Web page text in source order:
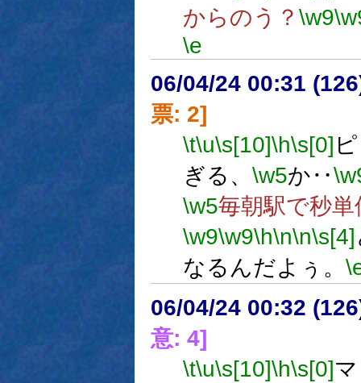
からのう？ \w9
\e
06/04/24 00:31
票: 2]
\t\u\s[10]\h\s[0]
ぎる、 \w5か‥
\w5毎朝駅で秒
\w9\w9\h\n\n\s[4]
なるんだよぅ。
06/04/24 00:32
意: 4]
\t\u\s[10]\h\s[0]